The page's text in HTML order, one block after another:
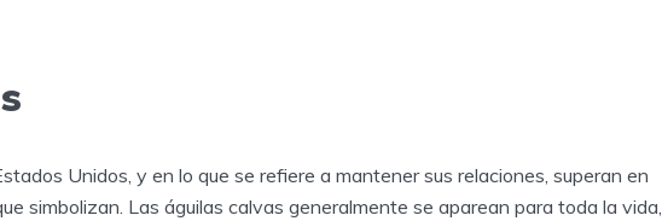
Unidos, y en lo que se refiere a mantener sus relaciones, superan en
simbolizan. Las águilas calvas generalmente se aparean para toda la vida,